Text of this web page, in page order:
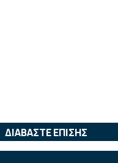
ΔΙΑΒΑΣΤΕ ΕΠΙΣΗΣ